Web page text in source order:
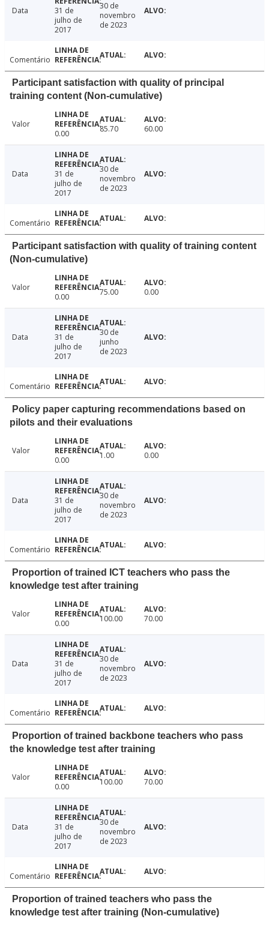
Data
31 de
julho de
2017
30 de
novembro
de 2023
Comentário
Participant satisfaction with quality of principal
training content (Non-cumulative)
Valor
0.00
85.70 60.00
Data
31 de
julho de
2017
30 de
novembro
de 2023
Comentário
Participant satisfaction with quality of training content
(Non-cumulative)
Valor
0.00
75.00 0.00
Data
31 de
julho de
2017
30 de
junho
de 2023
Comentário
Policy paper capturing recommendations based on
pilots and their evaluations
Valor
0.00
1.00 0.00
Data
31 de
julho de
2017
30 de
novembro
de 2023
Comentário
Proportion of trained ICT teachers who pass the
knowledge test after training
Valor
0.00
100.00 70.00
Data
31 de
julho de
2017
30 de
novembro
de 2023
Comentário
Proportion of trained backbone teachers who pass
the knowledge test after training
Valor
0.00
100.00 70.00
Data
31 de
julho de
2017
30 de
novembro
de 2023
Comentário
Proportion of trained teachers who pass the
knowledge test after training (Non-cumulative)